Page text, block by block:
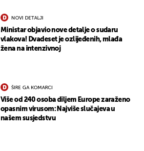
NOVI DETALJI
Ministar objavio nove detalje o sudaru
vlakova! Dvadeset je ozlijeđenih, mlađa
žena na intenzivnoj
ŠIRE GA KOMARCI
Više od 240 osoba diljem Europe zaraženo
opasnim virusom: Najviše slučajeva u
našem susjedstvu